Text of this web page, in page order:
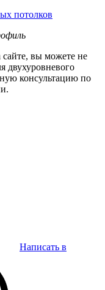
вы можете не
двухуровневого
консультацию по
Написать в